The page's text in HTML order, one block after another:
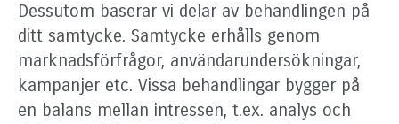
Dessutom baserar vi delar av behandlingen på
ditt samtycke. Samtycke erhålls genom
marknadsförfrågor, användarundersökningar,
kampanjer etc. Vissa behandlingar bygger på
en balans mellan intressen, t.ex. analys och